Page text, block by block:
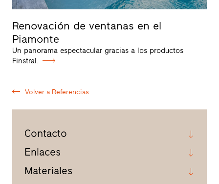
Renovación de ventanas en el
Piamonte
Un panorama espectacular gracias a los productos
Finstral.
Volver a Referencias
Contacto
Enlaces
Materiales